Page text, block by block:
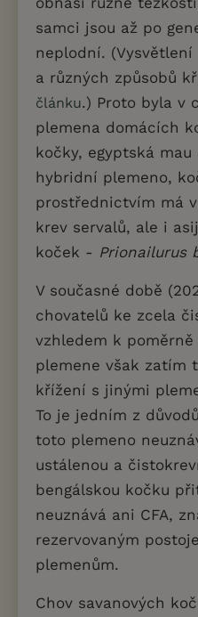
samci jsou až po
neplodní.
a různých způsobů
článku.) Proto byla v
plemena domácích
kočky, egyptská
hybridní plemeno,
prostřednictvím má
krev servalů, ale i
koček - Prionailurus
V současné době
chovatelů ke zcela
vzhledem k
plemene však zatím
křížení s jinými
To je jedním z
toto plemeno
ustálenou a
bengálskou kočku
neuznává ani CFA,
rezervovaným
plemenům.
Chov savanových